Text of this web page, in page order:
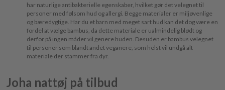
har naturlige antibakterielle egenskaber, hvilket gør det velegnet til
personer med følsom hud og allergi. Begge materialer er miljøvenlige
og bæredygtige. Har du et barn med meget sart hud kan det dog være en
fordel at vælge bambus, da dette materiale er ualmindelig blødt og
derfor på ingen måder vil genere huden. Desuden er bambus velegnet
til personer som blandt andet veganere, som helst vil undgå alt
materiale der stammer fra dyr.
Joha nattøj på tilbud